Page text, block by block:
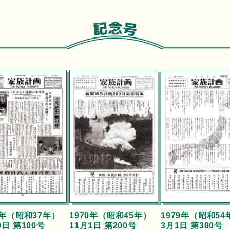
（昭和37年）
第100号
1970年（昭和45年）
11月1日 第200号
1979年（昭和54
3月1日 第300号